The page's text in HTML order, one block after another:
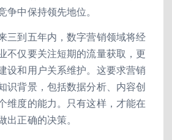
争中保持领先地位。
三到五年内，数字营销领域将经
不仅要关注短期的流量获取，更
设和用户关系维护。这要求营销
识背景，包括数据分析、内容创
维度的能力。只有这样，才能在
出正确的决策。